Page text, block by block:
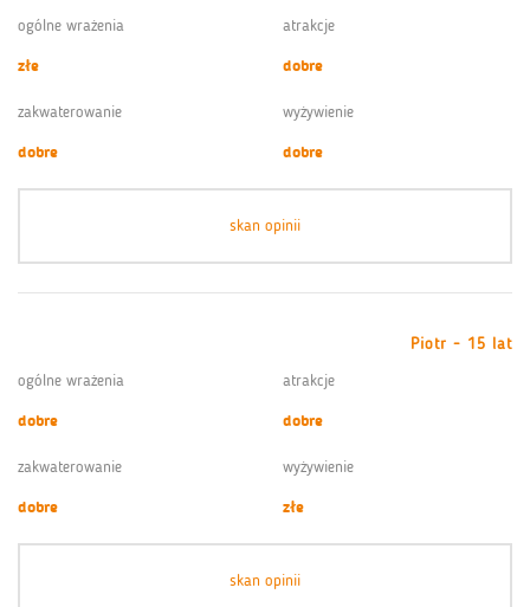
ogólne wrażenia
złe
atrakcje
dobre
zakwaterowanie
dobre
wyżywienie
dobre
skan opinii
Piotr - 15 lat
ogólne wrażenia
dobre
atrakcje
dobre
zakwaterowanie
dobre
wyżywienie
złe
skan opinii